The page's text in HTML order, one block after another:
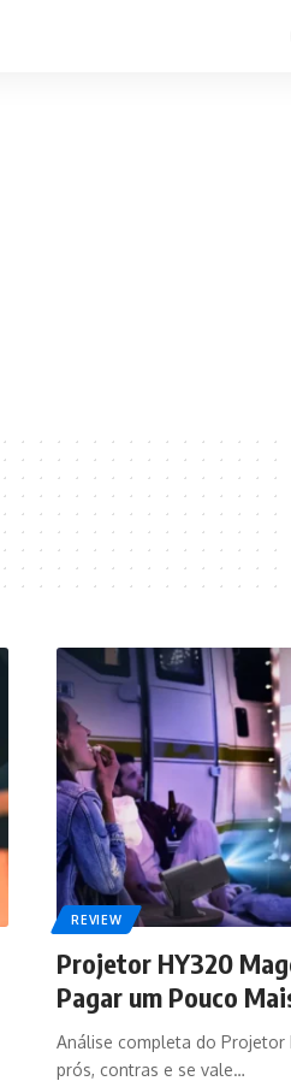
REVIEW
Projetor HY320
Pagar um Pouco
Análise completa do Projetor
prós, contras e se vale…